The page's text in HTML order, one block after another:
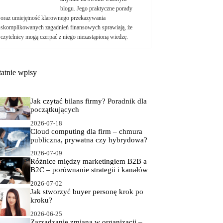
blogu. Jego praktyczne porady
oraz umiejętność klarownego przekazywania
skomplikowanych zagadnień finansowych sprawiają, że
czytelnicy mogą czerpać z niego niezastąpioną wiedzę.
wpisy
Jak czytać bilans firmy? Poradnik dla
początkujących
2026-07-18
Cloud computing dla firm – chmura
publiczna, prywatna czy hybrydowa?
2026-07-09
Różnice między marketingiem B2B a
B2C – porównanie strategii i kanałów
2026-07-02
Jak stworzyć buyer personę krok po
kroku?
2026-06-25